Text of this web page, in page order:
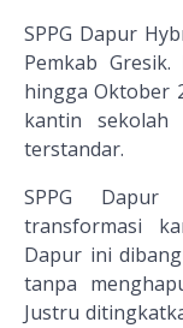
SPPG Dapur
Pemkab
hingga Oktober
kantin
terstandar.
SPPG
transformasi
Dapur ini
tanpa
Justru